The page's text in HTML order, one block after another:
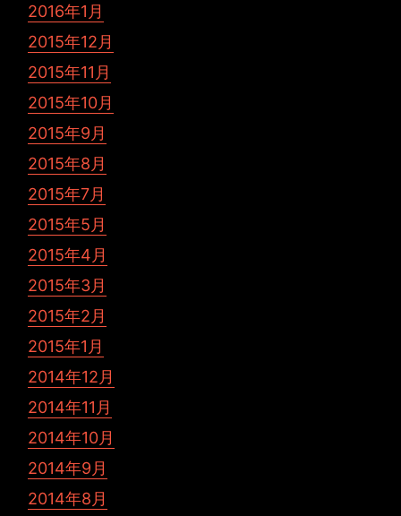
2016年1月
2015年12月
2015年11月
2015年10月
2015年9月
2015年8月
2015年7月
2015年5月
2015年4月
2015年3月
2015年2月
2015年1月
2014年12月
2014年11月
2014年10月
2014年9月
2014年8月